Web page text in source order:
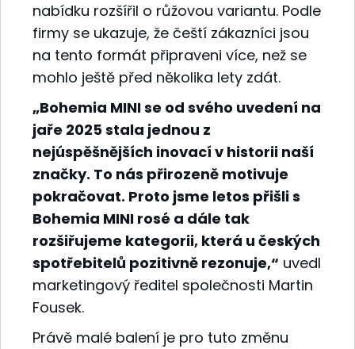
nabídku rozšířil o růžovou variantu. Podle
firmy se ukazuje, že čeští zákazníci jsou
na tento formát připraveni více, než se
mohlo ještě před několika lety zdát.
„Bohemia MINI se od svého uvedení na
jaře 2025 stala jednou z
nejúspěšnějších inovací v historii naší
značky. To nás přirozeně motivuje
pokračovat. Proto jsme letos přišli s
Bohemia MINI rosé a dále tak
rozšiřujeme kategorii, která u českých
spotřebitelů pozitivně rezonuje,“ uvedl
marketingový ředitel společnosti Martin
Fousek.
Právě malé balení je pro tuto změnu